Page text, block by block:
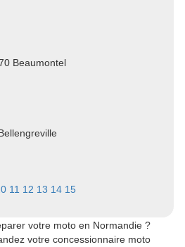
Beaumontel
11 12 13 14 15
votre moto en Normandie ?
votre concessionnaire moto